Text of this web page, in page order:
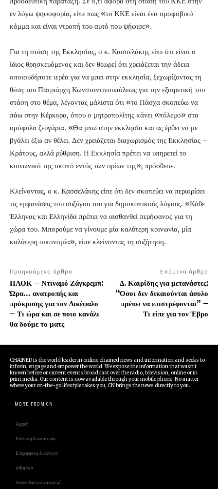
εν λόγω ψηφοφορία, είπε πως «το ΚΚΕ είναι ένα ομοφοβικό
κόμμα και είναι ντροπή του αυτό που ψήφισε».
Για τη στάση της Εκκλησίας, ο κ. Κασσελάκης είπε ότι είναι ο
ίδιος θρησκευόμενος και δεν θεωρεί ότι χρειάζεται την άδεια
οποιουδήποτε ιερέα για να μπει στην εκκλησία, ξεχωρίζοντας τη
θέση του Πατριάρχη Κωνσταντινουπόλεως για την εξαιρετική του
στάση στο θέμα, λέγοντας μάλιστα ότι «το Πάσχα σκοπεύω να
πάω στην Κέρκυρα, όπου ο μητροπολίτης κάνει «πόλεμο» στα
ομόφυλα ζευγάρια. «Θα μπω στην εκκλησία και ας έρθει να με
βγάλει έξω αν θέλει. Δεν χρειάζεται διαχωρισμός της Εκκλησίας –
Κράτους, αλλά ρύθμιση. Η Εκκλησία πρέπει να υπηρετεί το
κοινωνικό της σκοπό εντός των ορίων της», πρόσθεσε.
Κλείνοντας, ο κ. Κασσελάκης είπε ότι δεν σκοπεύει να περιορίσει
τις εμφανίσεις του συζύγου του για δημοκοπικούς λόγους. «Κάθε
Έλληνας και Ελληνίδα πρέπει να αισθανθεί περήφανος για τη
χώρα του. Μπορούμε να γίνουμε μία καλύτερη κοινωνία, μία
καλύτερη οικονομία», είπε κλείνοντας τη συζήτηση.
Προηγούμενο άρθρο
ΠΑΟΚ – Ντιναμό Ζάγκρεμπ:
Ώρα… ανατροπής και
πρόκρισης για τον Δικέφαλο
– Τι ώρα και σε ποιο κανάλι
θα δούμε το ματς
Επόμενο άρθρο
Δ. Καιρίδης για μετανάστες:
“Όσοι δεν δικαιούνται άσυλο
πρέπει να επιστρέφονται” –
Τι είπε για τον Έβρο
CHAINED is the world leader in online chained news and information and seeks to
inform, engage and empower the world. We expose the information that wasn't
known before or current events broadcast over the radio, television, online or in
print media. Our content is now available through your mobile phone. No matter
where your on-the-go lifestyle takes you, CN brings the news directly to you.
MORE FROM CN
Αρχική
Πολιτική & οικονομία
Επιχειρήσεις & ακίνητα
Αθλητικά
Διασκέδαση και αναψυχή